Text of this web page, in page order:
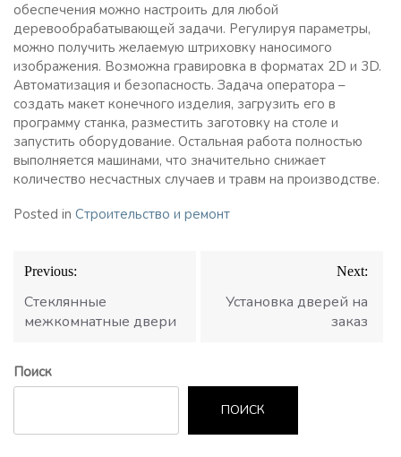
обеспечения можно настроить для любой
деревообрабатывающей задачи. Регулируя параметры,
можно получить желаемую штриховку наносимого
изображения. Возможна гравировка в форматах 2D и 3D.
Автоматизация и безопасность. Задача оператора –
создать макет конечного изделия, загрузить его в
программу станка, разместить заготовку на столе и
запустить оборудование. Остальная работа полностью
выполняется машинами, что значительно снижает
количество несчастных случаев и травм на производстве.
Posted in Строительство и ремонт
Навигация
по
записям
Previous:
Стеклянные
межкомнатные двери
Next:
Установка дверей на
заказ
Поиск
ПОИСК